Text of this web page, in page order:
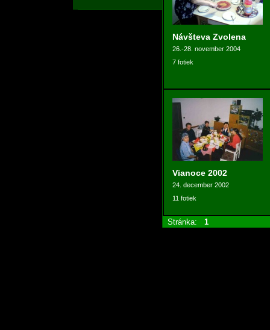
Návšteva Zvolena
26.-28. november 2004
7 fotiek
Vianoce 2002
24. december 2002
11 fotiek
Stránka: 1